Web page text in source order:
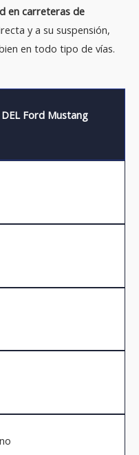
en carreteras de
y a su suspensión,
en todo tipo de vías.
DEL Ford Mustang